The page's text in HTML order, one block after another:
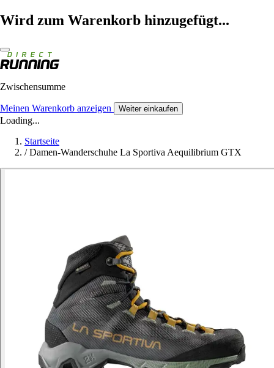
Wird zum Warenkorb hinzugefügt...
Zwischensumme
Meinen Warenkorb anzeigen Weiter einkaufen
Loading...
Startseite
/ Damen-Wanderschuhe La Sportiva Aequilibrium GTX